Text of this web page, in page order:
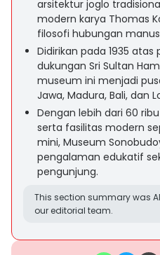
arsitektur joglo
modern karya Thomas
filosofi hubungan
Didirikan pada 1935
dukungan Sri Sultan
museum ini menjadi
Jawa, Madura, Bali, dan
Dengan lebih dari 60
serta fasilitas modern
mini, Museum
pengalaman edukatif
pengunjung.
This section summary was
our editorial team.